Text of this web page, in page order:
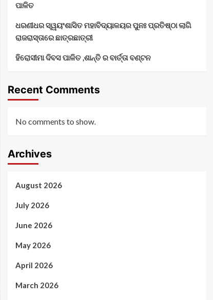
ପାଳିତ
ଧରଣୀଧର ସ୍ୱୟଂଶାସିତ ମହାବିଦ୍ୟାଳୟର ପୁନଃ ପ୍ରତିଷ୍ଠା ଲାଗି
ରାଜରାସ୍ତାରେ ଛାତ୍ରଛାତ୍ରୀ
ହିରୋସୀମା ଦିବସ ପାଳିତ ,ଶାନ୍ତି ର ବାର୍ତ୍ତା ବଣ୍ଟନ
Recent Comments
No comments to show.
Archives
August 2026
July 2026
June 2026
May 2026
April 2026
March 2026